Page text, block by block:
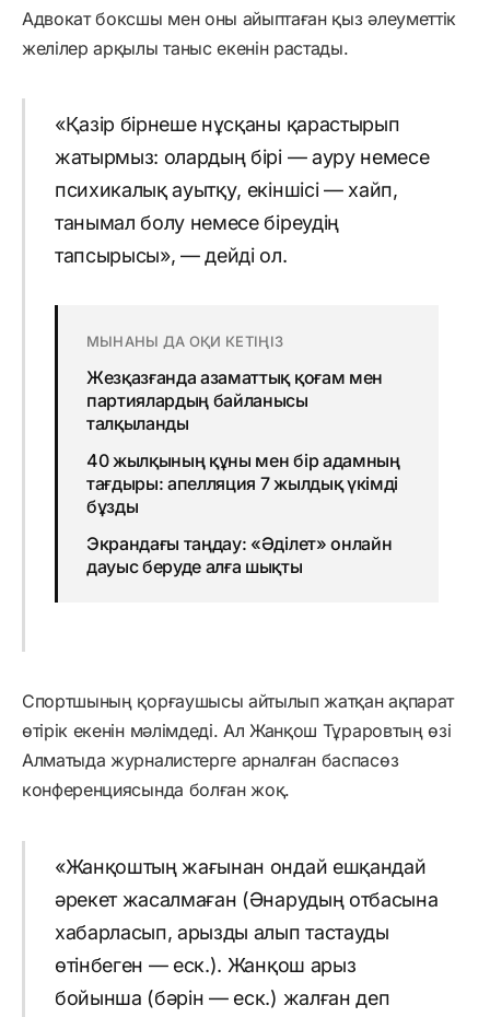
Адвокат боксшы мен оны айыптаған қыз әлеуметтік
желілер арқылы таныс екенін растады.
«Қазір бірнеше нұсқаны қарастырып
жатырмыз: олардың бірі — ауру немесе
психикалық ауытқу, екіншісі — хайп,
танымал болу немесе біреудің
тапсырысы», — дейді ол.
МЫНАНЫ ДА ОҚИ КЕТІҢІЗ
Жезқазғанда азаматтық қоғам мен
партиялардың байланысы
талқыланды
40 жылқының құны мен бір адамның
тағдыры: апелляция 7 жылдық үкімді
бұзды
Экрандағы таңдау: «Әділет» онлайн
дауыс беруде алға шықты
Спортшының қорғаушысы айтылып жатқан ақпарат
өтірік екенін мәлімдеді. Ал Жанқош Тұраровтың өзі
Алматыда журналистерге арналған баспасөз
конференциясында болған жоқ.
«Жанқоштың жағынан ондай ешқандай
әрекет жасалмаған (Әнарудың отбасына
хабарласып, арызды алып тастауды
өтінбеген — еск.). Жанқош арыз
бойынша (бәрін — еск.) жалған деп